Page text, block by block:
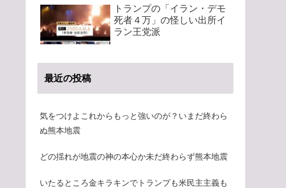
トランプの「イラン・デモ
死者４万」の怪しい出所イ
ラン王党派
最近の投稿
気をつけよこれからもっと強いのが？いまだ終わら
ぬ熊本地震
どの揺れが地震の神の本心か未だ終わらず熊本地震
いたるところ金キラキンでトランプも米民主主義も